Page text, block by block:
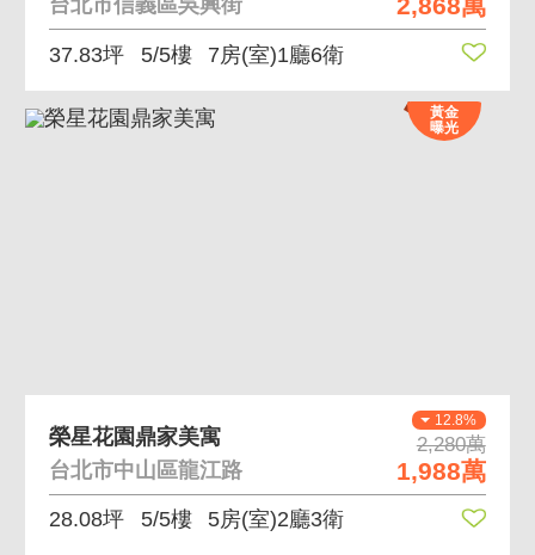
台北市信義區吳興街
37.83坪 5/5樓 7房(室)1廳6衛
黃金
曝光
12.8%
2,280萬
1,988萬
榮星花園鼎家美寓
台北市中山區龍江路
28.08坪 5/5樓 5房(室)2廳3衛